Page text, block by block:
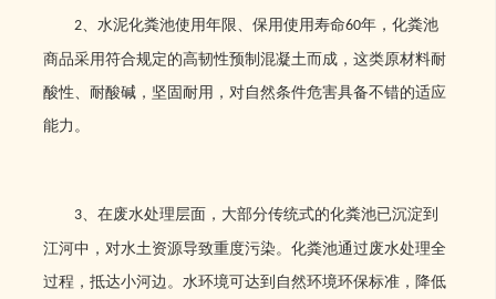
2、水泥化粪池使用年限、保用使用寿命60年，化粪池
商品采用符合规定的高韧性预制混凝土而成，这类原材料耐
酸性、耐酸碱，坚固耐用，对自然条件危害具备不错的适应
能力。
3、在废水处理层面，大部分传统式的化粪池已沉淀到
江河中，对水土资源导致重度污染。化粪池通过废水处理全
过程，抵达小河边。水环境可达到自然环境环保标准，降低